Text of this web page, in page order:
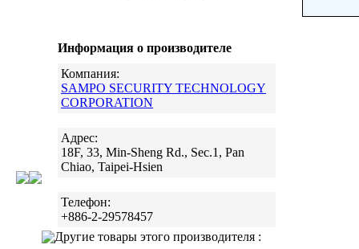
Информация о производителе
Компания:
SAMPO SECURITY TECHNOLOGY
CORPORATION
Адрес:
18F, 33, Min-Sheng Rd., Sec.1, Pan
Chiao, Taipei-Hsien
Телефон:
+886-2-29578457
Другие товары этого производителя :